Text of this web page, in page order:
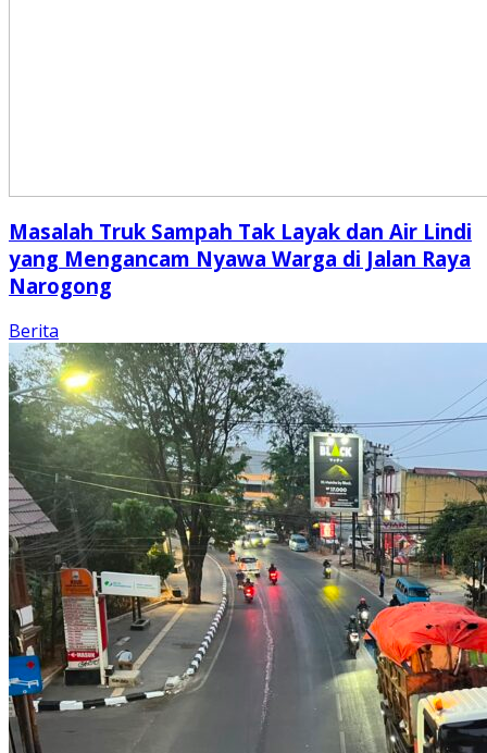
Masalah Truk Sampah Tak Layak dan Air Lindi
yang Mengancam Nyawa Warga di Jalan Raya
Narogong
Berita